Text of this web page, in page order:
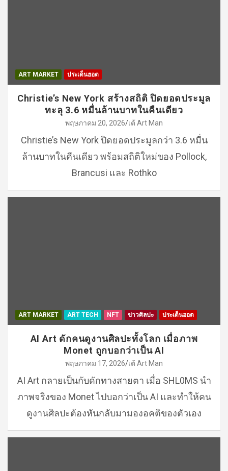
ART MARKET ประเด็นฮอต
Christie’s New York สร้างสถิติ ปิดยอดประมูล
ทะลุ 3.6 หมื่นล้านบาทในคืนเดียว
พฤษภาคม 20, 2026 เต้ Art Man
Christie’s New York ปิดยอดประมูลกว่า 3.6 หมื่น
ล้านบาทในคืนเดียว พร้อมสถิติใหม่ของ Pollock,
Brancusi และ Rothko
ART MARKET ART TECH NFT ข่าวศิลปะ ประเด็นฮอต
AI Art ดักคนดูงานศิลปะทั้งโลก เมื่อภาพ
Monet ถูกบอกว่าเป็น AI
พฤษภาคม 17, 2026 เต้ Art Man
AI Art กลายเป็นกับดักทางสายตา เมื่อ SHL0MS นำ
ภาพจริงของ Monet ไปบอกว่าเป็น AI และทำให้คน
ดูงานศิลปะต้องหันกลับมามองอคติของตัวเอง